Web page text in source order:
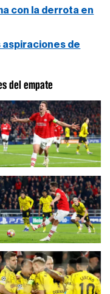
con la derrota en
aspiraciones de
del empate